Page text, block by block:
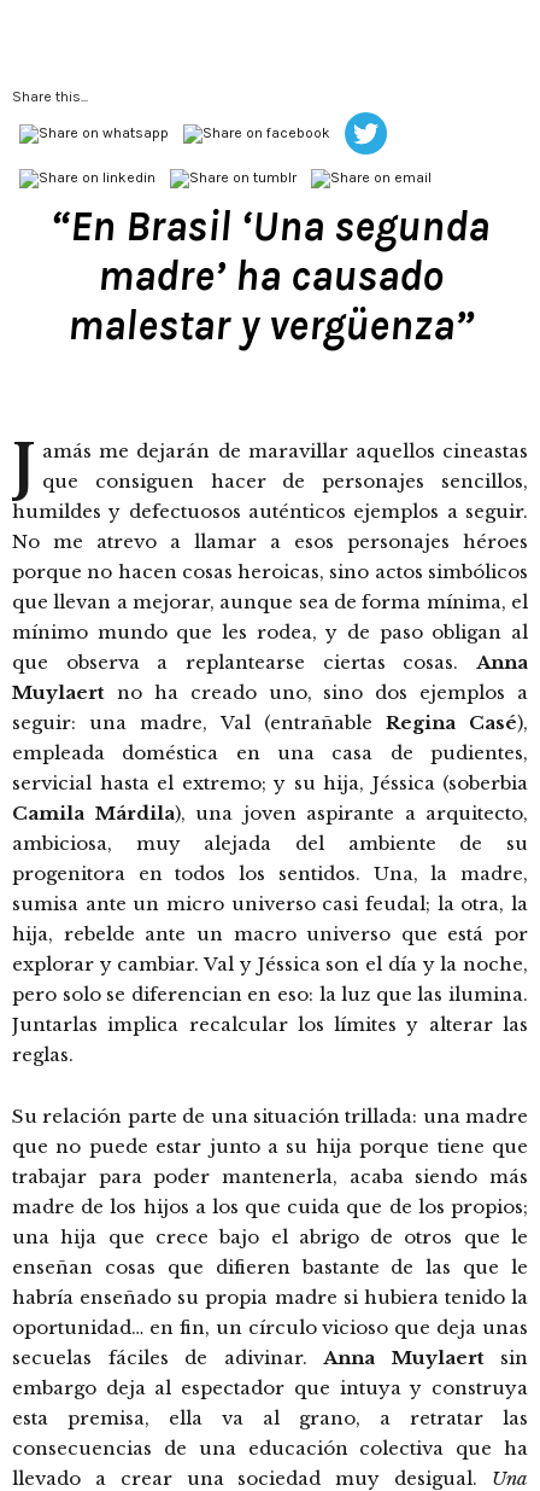
Share this...
“En Brasil ‘Una segunda
madre’ ha causado
malestar y vergüenza”
J amás me dejarán de maravillar aquellos cineastas
que consiguen hacer de personajes sencillos,
humildes y defectuosos auténticos ejemplos a seguir.
No me atrevo a llamar a esos personajes héroes
porque no hacen cosas heroicas, sino actos simbólicos
que llevan a mejorar, aunque sea de forma mínima, el
mínimo mundo que les rodea, y de paso obligan al
que observa a replantearse ciertas cosas. Anna
Muylaert no ha creado uno, sino dos ejemplos a
seguir: una madre, Val (entrañable Regina Casé),
empleada doméstica en una casa de pudientes,
servicial hasta el extremo; y su hija, Jéssica (soberbia
Camila Márdila), una joven aspirante a arquitecto,
ambiciosa, muy alejada del ambiente de su
progenitora en todos los sentidos. Una, la madre,
sumisa ante un micro universo casi feudal; la otra, la
hija, rebelde ante un macro universo que está por
explorar y cambiar. Val y Jéssica son el día y la noche,
pero solo se diferencian en eso: la luz que las ilumina.
Juntarlas implica recalcular los límites y alterar las
reglas.
Su relación parte de una situación trillada: una madre
que no puede estar junto a su hija porque tiene que
trabajar para poder mantenerla, acaba siendo más
madre de los hijos a los que cuida que de los propios;
una hija que crece bajo el abrigo de otros que le
enseñan cosas que difieren bastante de las que le
habría enseñado su propia madre si hubiera tenido la
oportunidad… en fin, un círculo vicioso que deja unas
secuelas fáciles de adivinar. Anna Muylaertsin
embargo deja al espectador que intuya y construya
esta premisa, ella va al grano, a retratar las
consecuencias de una educación colectiva que ha
llevado a crear una sociedad muy desigual. Una